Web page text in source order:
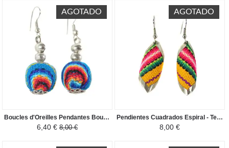
AGOTADO
Boucles d'Oreilles Pendantes Boules - Tissu Traditionnel Péruvien - Turquoise
6,40 € 8,00 €
AGOTADO
Pendientes Cuadrados Espiral - Tela Tradicional Peruana - Amarillo
8,00 €